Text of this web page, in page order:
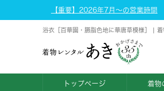
【重要】2026年7月～の営業時間
浴衣［百華園・臙脂色地に華唐草模様］ |
トップページ 着物